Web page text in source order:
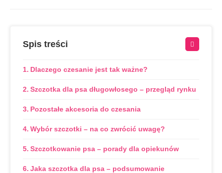
Spis treści
Dlaczego czesanie jest tak ważne?
Szczotka dla psa długowłosego – przegląd rynku
Pozostałe akcesoria do czesania
Wybór szczotki – na co zwrócić uwagę?
Szczotkowanie psa – porady dla opiekunów
Jaka szczotka dla psa – podsumowanie